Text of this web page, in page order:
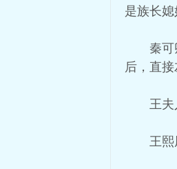
是族长媳
秦
后，直接
王夫
王熙